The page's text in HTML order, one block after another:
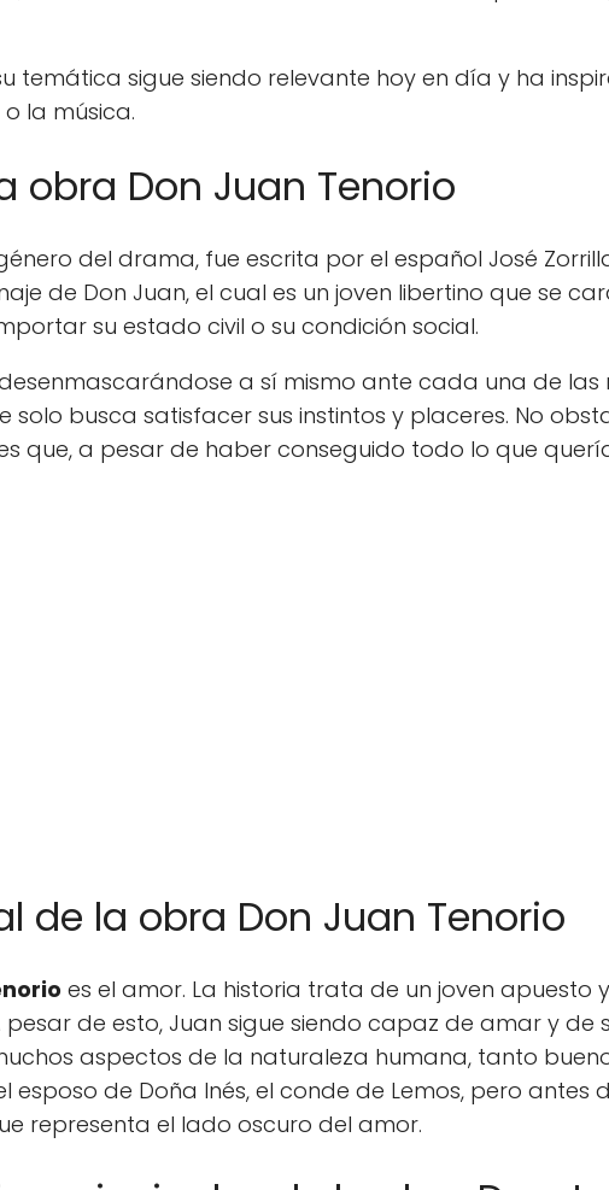
temática sigue siendo relevante hoy en día y ha
la música.
obra Don Juan Tenorio
del drama, fue escrita por el español José
de Don Juan, el cual es un joven libertino que se
su estado civil o su condición social.
a sí mismo ante cada una de las
solo busca satisfacer sus instintos y placeres. No
que, a pesar de haber conseguido todo lo que
de la obra Don Juan Tenorio
es el amor. La historia trata de un joven
de esto, Juan sigue siendo capaz de amar y de
aspectos de la naturaleza humana, tanto
de Doña Inés, el conde de Lemos, pero antes
representa el lado oscuro del amor.